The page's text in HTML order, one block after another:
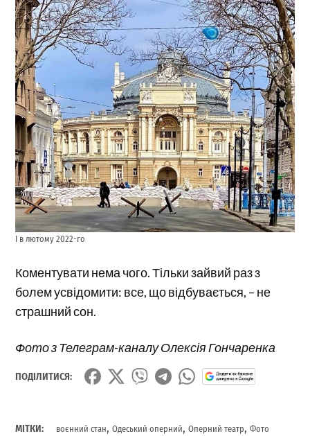
І в лютому 2022-го
Коментувати нема чого. Тільки зайвий раз з
болем усвідомити: все, що відбувається, – не
страшний сон.
Фото з Телеграм-каналу Олексія Гончаренка
ПОДІЛИТИСЯ:
МІТКИ: воєнний стан,Одеський оперний,Оперний театр,Фото